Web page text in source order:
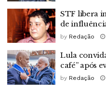
STF libera
de
by Redação
Lula
café” após
by Redação